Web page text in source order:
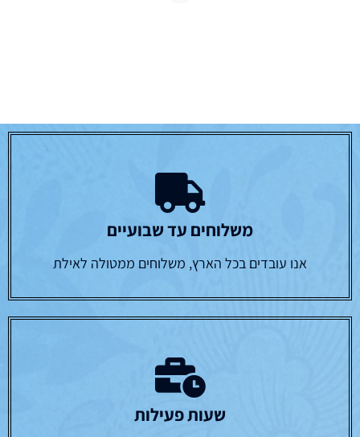
משלוחים עד שבועיים
אנו עובדים בכל הארץ, משלוחים ממטולה לאילת
שעות פעילות